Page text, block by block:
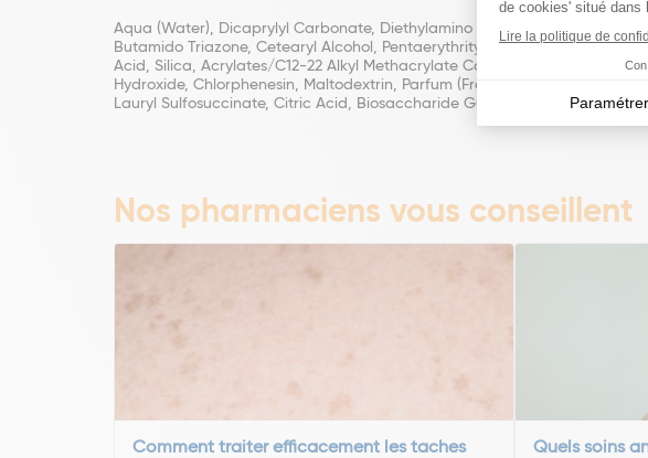
Aqua (Water), Dicaprylyl Carbonate, Diethylamino Hydroxybenzoyl Hexyl
Butamido Triazone, Cetearyl Alcohol, Pentaerythrityl Distearate, Dibutyl
Acid, Silica, Acrylates/C12-22 Alkyl Methacrylate Copolymer, Pentylene
Hydroxide, Chlorphenesin, Maltodextrin, Parfum (Fragrance), Arginine,
Lauryl Sulfosuccinate, Citric Acid, Biosaccharide Gum-1, Helianthus
Nos pharmaciens vous conseillent
Comment traiter efficacement les taches
Quels soins